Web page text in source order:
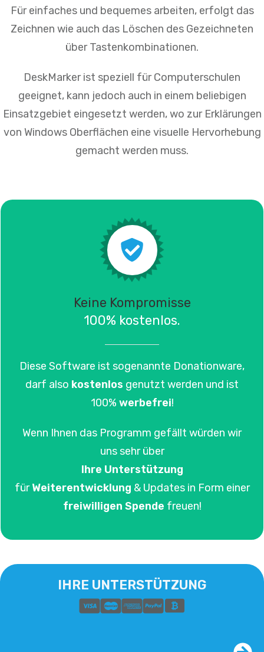
Für einfaches und bequemes arbeiten, erfolgt das
Zeichnen wie auch das Löschen des Gezeichneten
über Tastenkombinationen.
DeskMarker ist speziell für Computerschulen
geeignet, kann jedoch auch in einem beliebigen
Einsatzgebiet eingesetzt werden, wo zur Erklärungen
von Windows Oberflächen eine visuelle Hervorhebung
gemacht werden muss.
Keine Kompromisse
100% kostenlos.
Diese Software ist sogenannte Donationware,
darf also kostenlos genutzt werden und ist
100% werbefrei!
Wenn Ihnen das Programm gefällt würden wir
uns sehr über
Ihre Unterstützung
fürWeiterentwicklung & Updates in Form einer
freiwilligen Spende freuen!
IHRE UNTERSTÜTZUNG